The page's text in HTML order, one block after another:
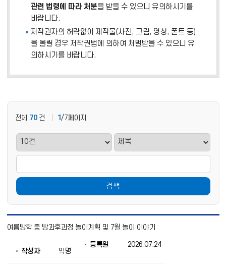
관련 법령에 따라 처분을 받을 수 있으니 유의하시기를
바랍니다.
저작권자의 허락없이 제작물(사진, 그림, 영상, 폰트 등)
을 올릴 경우 저작권법에 의하여 처벌받을 수 있으니 유
의하시기를 바랍니다.
전체 70 건 1 /7페이지
검색
이
여름방학 중 방과후과정 놀이계획 및 7월 놀이 이야기
작성자 익명
등록일 2026.07.24